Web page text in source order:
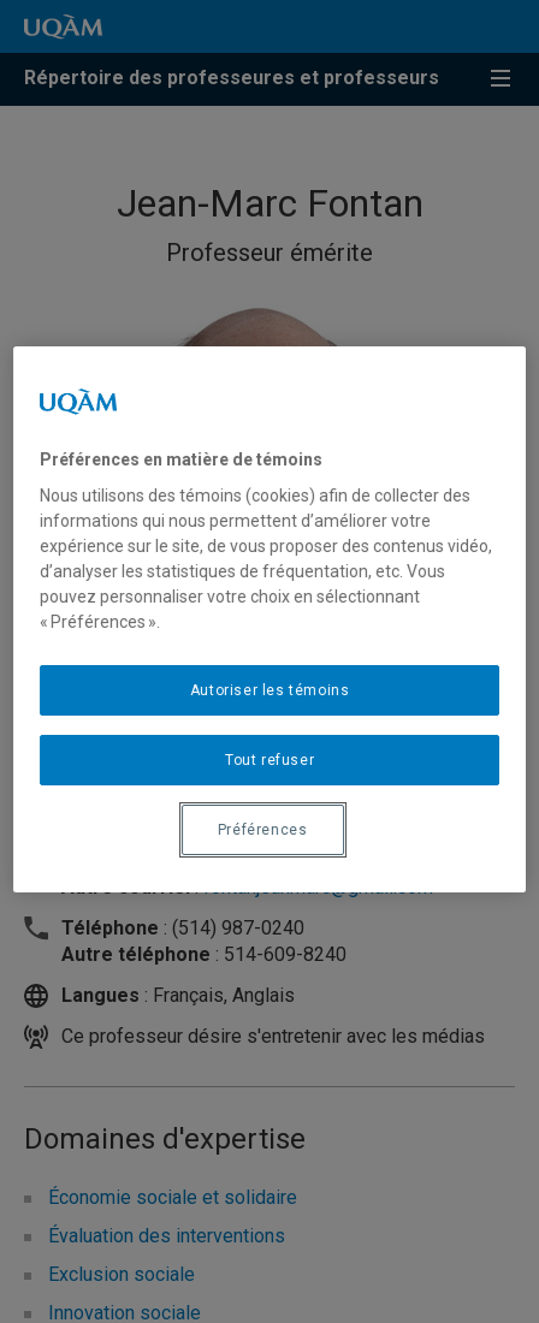
Répertoire des professeures et professeurs
Jean-Marc Fontan
Professeur émérite
Département de sociologie
fontan.jean-marc@uqam.ca
Autre courriel:fontanjeanmarc@gmail.com
Téléphone : (514) 987-0240
Autre téléphone : 514-609-8240
Langues : Français, Anglais
Ce professeur désire s'entretenir avec les médias
Domaines d'expertise
Économie sociale et solidaire
Évaluation des interventions
Exclusion sociale
Innovation sociale
Préférences en matière de témoins
Nous utilisons des témoins (cookies) afin de collecter des
informations qui nous permettent d’améliorer votre
expérience sur le site, de vous proposer des contenus vidéo,
d’analyser les statistiques de fréquentation, etc. Vous
pouvez personnaliser votre choix en sélectionnant
« Préférences ».
Tout refuser
Autoriser les témoins
Préférences